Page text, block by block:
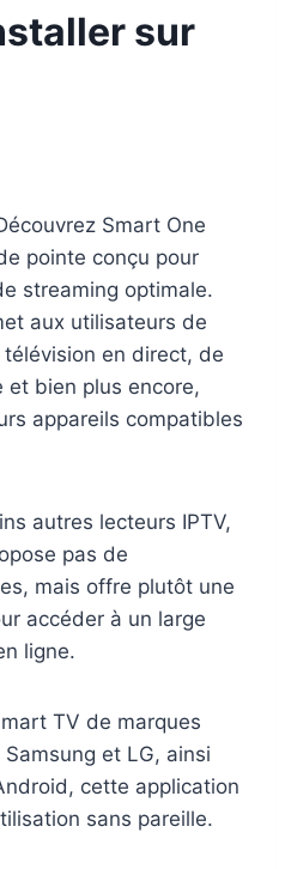
sur
Smart One
pointe conçu pour
streaming optimale.
aux utilisateurs de
en direct, de
et bien plus encore,
appareils compatibles
autres lecteurs IPTV,
pas de
mais offre plutôt une
accéder à un large
ligne.
TV de marques
et LG, ainsi
cette application
sans pareille.